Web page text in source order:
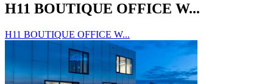
H11 BOUTIQUE OFFICE W...
H11 BOUTIQUE OFFICE W...